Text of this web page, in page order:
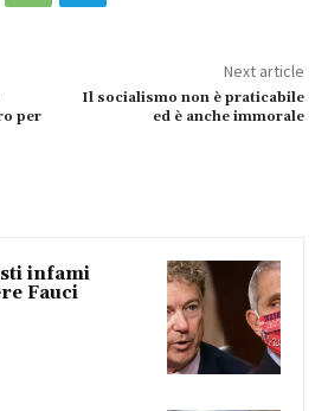
per
Next article
Il socialismo non è praticabile
ed è anche immorale
infami
Fauci